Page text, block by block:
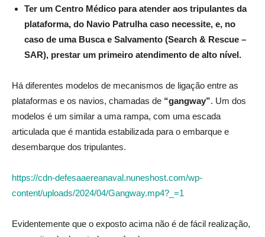
Ter um Centro Médico para atender aos tripulantes da
plataforma, do Navio Patrulha caso necessite, e, no
caso de uma Busca e Salvamento (Search & Rescue –
SAR), prestar um primeiro atendimento de alto nível.
Há diferentes modelos de mecanismos de ligação entre as
plataformas e os navios, chamadas de “gangway”. Um dos
modelos é um similar a uma rampa, com uma escada
articulada que é mantida estabilizada para o embarque e
desembarque dos tripulantes.
https://cdn-defesaaereanaval.nuneshost.com/wp-
content/uploads/2024/04/Gangway.mp4?_=1
Evidentemente que o exposto acima não é de fácil realização,